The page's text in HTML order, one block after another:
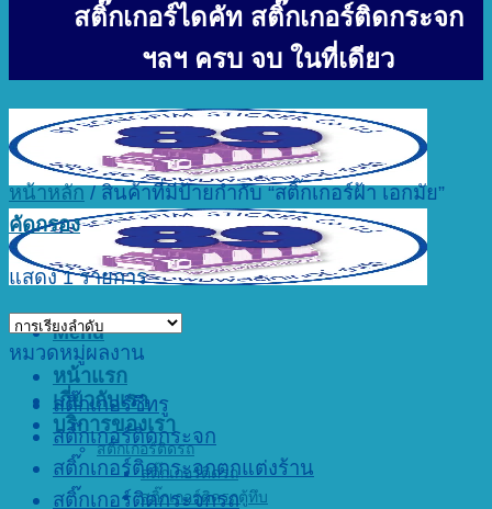
สติ๊กเกอร์ไดคัท สติ๊กเกอร์ติดกระจก
ฯลฯ ครบ จบ ในที่เดียว
Menu
หน้าแรก
เกี่ยวกับเรา
บริการของเรา
สติ๊กเกอร์ติดรถ
สติ๊กเกอร์ติดรถ
สติ๊กเกอร์ติดรถตู้ทึบ
หน้าหลัก /สินค้าที่มีป้ายกำกับ “สติ๊กเกอร์ฝ้า เอกมัย”
คัดกรอง
แสดง 1 รายการ
หมวดหมู่ผลงาน
สติ๊กเกอร์ซีทรู
สติ๊กเกอร์ติดกระจก
สติ๊กเกอร์ติดกระจกตกแต่งร้าน
สติ๊กเกอร์ติดกระจกรถ